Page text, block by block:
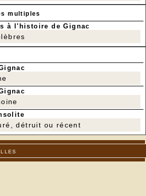
multiples
à l'histoire de Gignac
détruit ou récent